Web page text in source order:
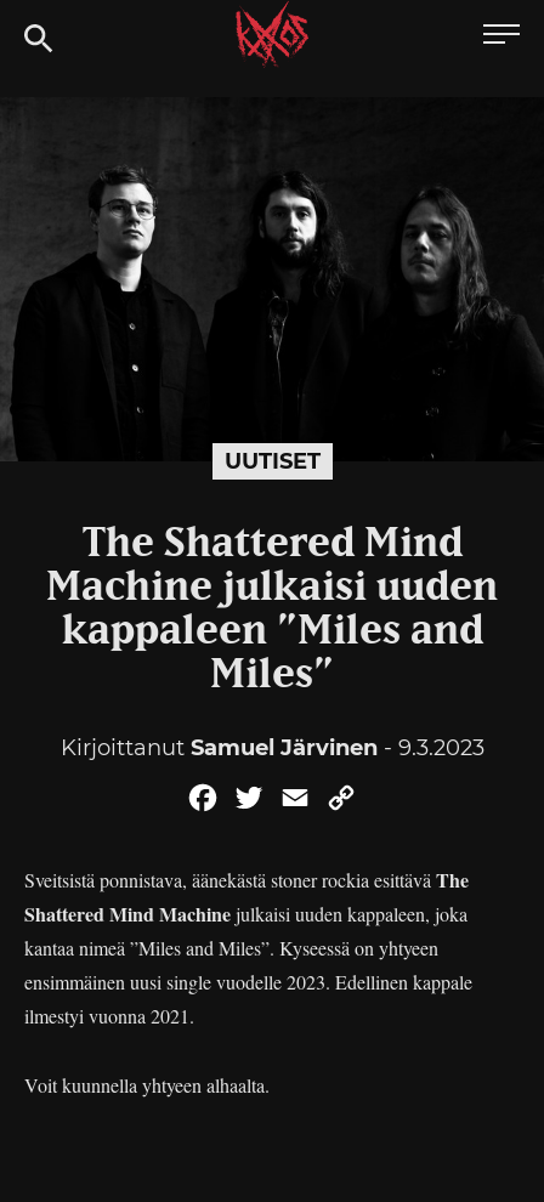
Siirry
suoraan
Kaaoszine
UUTISET
The Shattered Mind
Machine julkaisi uuden
kappaleen ”Miles and
Miles”
Kirjoittanut Samuel Järvinen- 9.3.2023
FacebookTwitterEmail
Sveitsistä ponnistava, äänekästä stoner rockia esittävä The
Shattered Mind Machinejulkaisi uuden kappaleen, joka
kantaa nimeä ”Miles and Miles”. Kyseessä on yhtyeen
ensimmäinen uusi single vuodelle 2023. Edellinen kappale
ilmestyi vuonna 2021.
Voit kuunnella yhtyeen alhaalta.